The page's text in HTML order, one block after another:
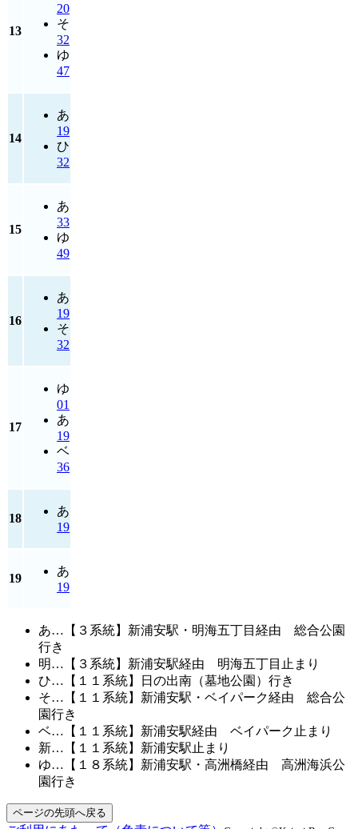
13
20
そ
32
ゆ
47
14
あ
19
ひ
32
15
あ
33
ゆ
49
16
あ
19
そ
32
17
ゆ
01
あ
19
ベ
36
18
あ
19
19
あ
19
あ…【３系統】新浦安駅・明海五丁目経由 総合公園
行き
明…【３系統】新浦安駅経由 明海五丁目止まり
ひ…【１１系統】日の出南（墓地公園）行き
そ…【１１系統】新浦安駅・ベイパーク経由 総合公
園行き
ベ…【１１系統】新浦安駅経由 ベイパーク止まり
新…【１１系統】新浦安駅止まり
ゆ…【１８系統】新浦安駅・高洲橋経由 高洲海浜公
園行き
ページの先頭へ戻る